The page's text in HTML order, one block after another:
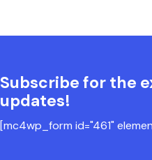
Subscribe for the
updates!
[mc4wp_form id="461"